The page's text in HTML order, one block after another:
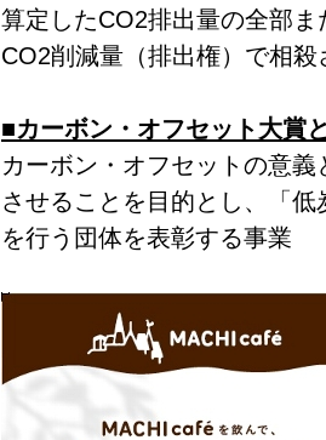
算定したCO2排出量の全部
CO2削減量（排出権）で相殺
■カーボン・オフセット大賞
カーボン・オフセットの意
させることを目的とし、「
を行う団体を表彰する事業